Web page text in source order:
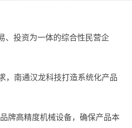
、投资为一体的综合性民营企
，南通汉龙科技打造系统化产品
牌高精度机械设备，确保产品本